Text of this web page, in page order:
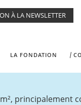
À LA NEWSLETTER
LA FONDATION
principalement